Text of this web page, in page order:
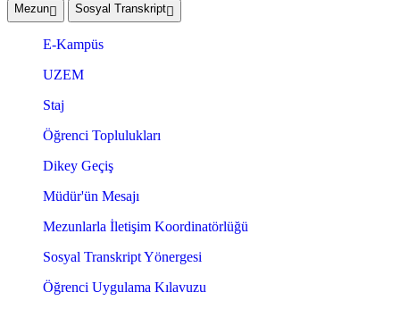
Mezun Sosyal Transkript
E-Kampüs
UZEM
Staj
Öğrenci Toplulukları
Dikey Geçiş
Müdür'ün Mesajı
Mezunlarla İletişim Koordinatörlüğü
Sosyal Transkript Yönergesi
Öğrenci Uygulama Kılavuzu